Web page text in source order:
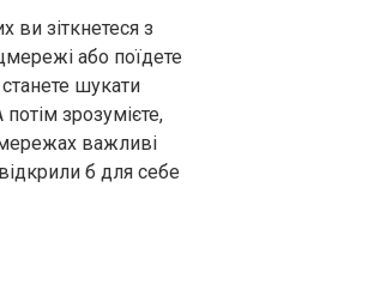
ви зіткнетеся з
або поїдете
шукати
зрозумієте,
важливі
б для себе